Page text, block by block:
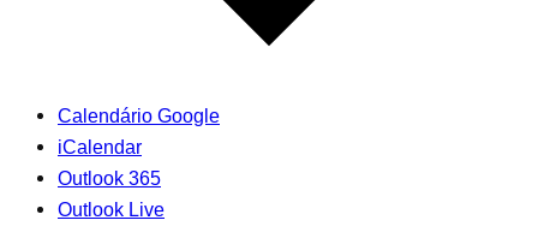
Calendário Google
iCalendar
Outlook 365
Outlook Live